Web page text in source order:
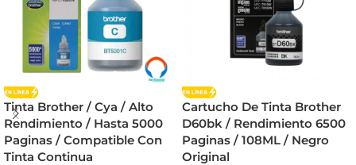
Tinta Brother / Cya / Alto
Rendimiento / Hasta 5000
Paginas / Compatible Con
Tinta Continua
Cartucho De Tinta Brother
D60bk / Rendimiento 6500
Paginas / 108ML / Negro
Original